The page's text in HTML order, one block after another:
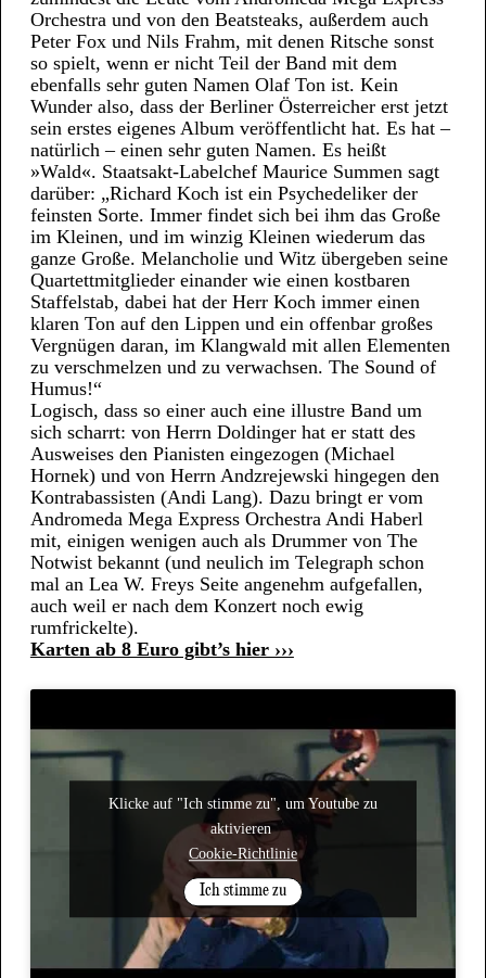
Orchestra und von den Beatsteaks, außerdem auch
Peter Fox und Nils Frahm, mit denen Ritsche sonst
so spielt, wenn er nicht Teil der Band mit dem
ebenfalls sehr guten Namen Olaf Ton ist. Kein
Wunder also, dass der Berliner Österreicher erst jetzt
sein erstes eigenes Album veröffentlicht hat. Es hat –
natürlich – einen sehr guten Namen. Es heißt
»Wald«. Staatsakt-Labelchef Maurice Summen sagt
darüber: „Richard Koch ist ein Psychedeliker der
feinsten Sorte. Immer findet sich bei ihm das Große
im Kleinen, und im winzig Kleinen wiederum das
ganze Große. Melancholie und Witz übergeben seine
Quartettmitglieder einander wie einen kostbaren
Staffelstab, dabei hat der Herr Koch immer einen
klaren Ton auf den Lippen und ein offenbar großes
Vergnügen daran, im Klangwald mit allen Elementen
zu verschmelzen und zu verwachsen. The Sound of
Humus!“
Logisch, dass so einer auch eine illustre Band um
sich scharrt: von Herrn Doldinger hat er statt des
Ausweises den Pianisten eingezogen (Michael
Hornek) und von Herrn Andzrejewski hingegen den
Kontrabassisten (Andi Lang). Dazu bringt er vom
Andromeda Mega Express Orchestra Andi Haberl
mit, einigen wenigen auch als Drummer von The
Notwist bekannt (und neulich im Telegraph schon
mal an Lea W. Freys Seite angenehm aufgefallen,
auch weil er nach dem Konzert noch ewig
rumfrickelte).
Karten ab 8 Euro gibt’s hier ›››
Klicke auf "Ich stimme zu", um Youtube zu
aktivieren
Cookie-Richtlinie
Ich stimme zu